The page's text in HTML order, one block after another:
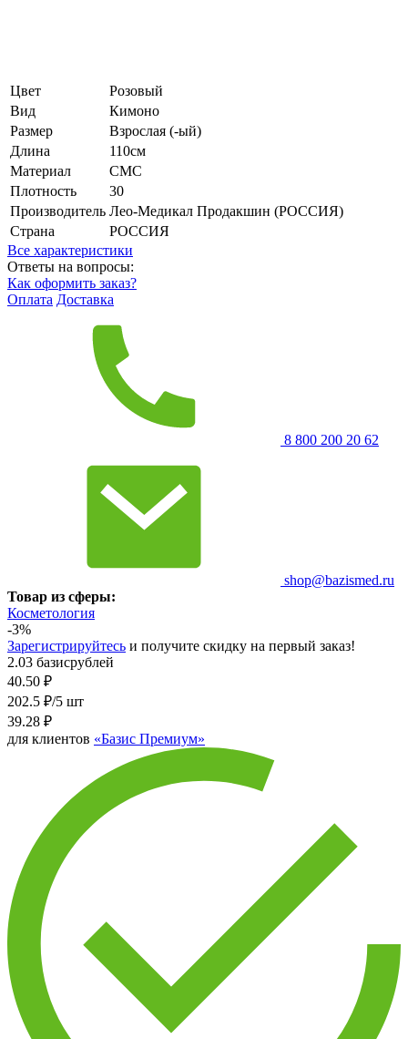
Цвет
Розовый
Вид
Кимоно
Размер
Взрослая (-ый)
Длина
110см
Материал
СМС
Плотность
30
Производитель Лео-Медикал Продакшин (РОССИЯ)
Страна
РОССИЯ
Все характеристики
Ответы на вопросы:
Как оформить заказ?
Оплата Доставка
8 800 200 20 62
shop@bazismed.ru
Товар из сферы:
Косметология
-3%
Зарегистрируйтесь и получите скидку на первый заказ!
2.03 базисрублей
40.50 ₽
202.5 ₽/5 шт
39.28 ₽
для клиентов «Базис Премиум»